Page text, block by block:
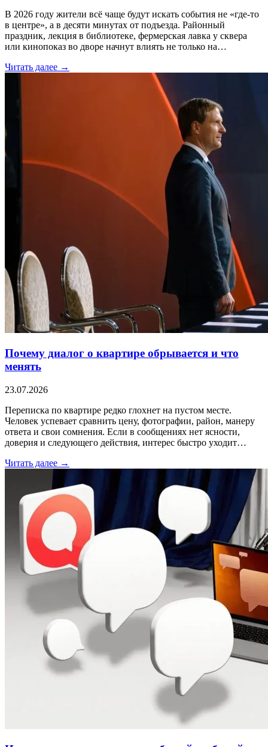
В 2026 году жители всё чаще будут искать события не «где-то
в центре», а в десяти минутах от подъезда. Районный
праздник, лекция в библиотеке, фермерская лавка у сквера
или кинопоказ во дворе начнут влиять не только на…
Читать далее →
Почему диалог о квартире обрывается и что
менять
23.07.2026
Переписка по квартире редко глохнет на пустом месте.
Человек успевает сравнить цену, фотографии, район, манеру
ответа и свои сомнения. Если в сообщениях нет ясности,
доверия и следующего действия, интерес быстро уходит…
Читать далее →